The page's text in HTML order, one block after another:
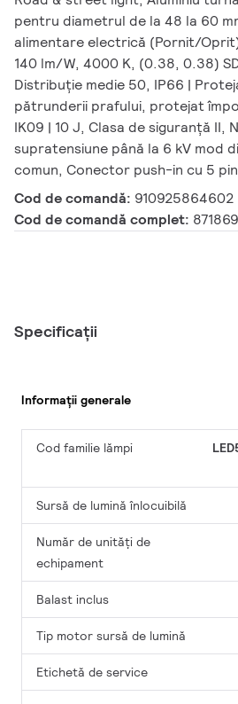
pentru diametrul de la 48 la 60
alimentare electrică (Pornit/
140 lm/W, 4000 K, (0.38, 0.38)
Distribuție medie 50, IP66 |
pătrunderii prafului, protejat
IK09 | 10 J, Clasa de siguranță II,
supratensiune până la 6 kV mod
comun, Conector push-in cu 5
Cod de comandă: 910925864602
Cod de comandă complet:
Specificații
Informații generale
Cod familie lămpi
Sursă de lumină înlocuibilă
Număr de unități de
echipament
Balast inclus
Tip motor sursă de lumină
Etichetă de service